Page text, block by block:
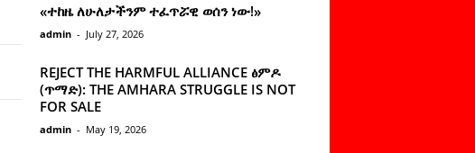
«ተከዜ ለሁለታችንም ተፈጥሯዊ ወሰን ነው!»
admin - July 27, 2026
REJECT THE HARMFUL ALLIANCE ፅምዶ
(ጥማድ): THE AMHARA STRUGGLE IS NOT
FOR SALE
admin - May 19, 2026